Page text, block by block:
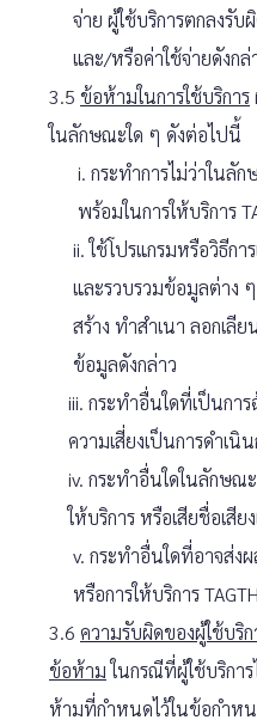
จ่าย ผู้ใช้บริการตกลงรั
และ/หรือค่าใช้จ่ายดังก
3.5 ข้อห้ามในการใช้บริการ
ในลักษณะใด ๆ ดังต่อไปนี้
i. กระทำการไม่ว่าในลั
พร้อมในการให้บริการ
ii. ใช้โปรแกรมหรือวิธีกา
และรวบรวมข้อมูลต่าง ๆ
สร้าง ทำสำเนา ลอกเ
ข้อมูลดังกล่าว
iii. กระทำอื่นใดที่เป็นกา
ความเสี่ยงเป็นการดำเ
iv. กระทำอื่นใดในลักษณ
ให้บริการ หรือเสียชื่อเสี
v. กระทำอื่นใดที่อาจส่
หรือการให้บริการ
3.6 ความรับผิดของผู้ใช้บ
ข้อห้ามในกรณีที่ผู้ใช้บริกา
ห้ามที่กำหนดไว้ในข้อกำห